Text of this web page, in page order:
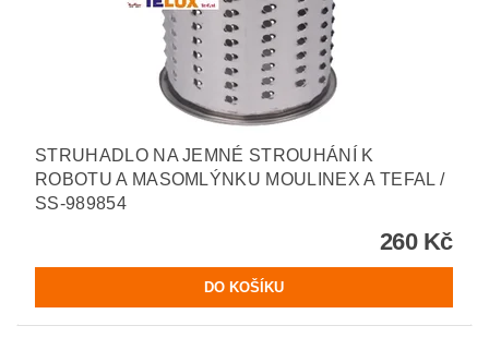
STRUHADLO NA JEMNÉ STROUHÁNÍ K
ROBOTU A MASOMLÝNKU MOULINEX A TEFAL /
SS-989854
260 Kč